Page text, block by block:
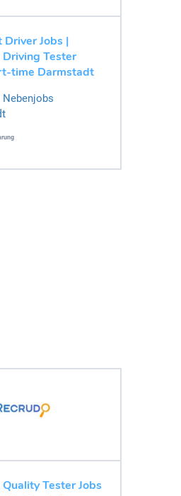
Driver Jobs |
Tester
time Darmstadt
Nebenjobs
Tester Jobs